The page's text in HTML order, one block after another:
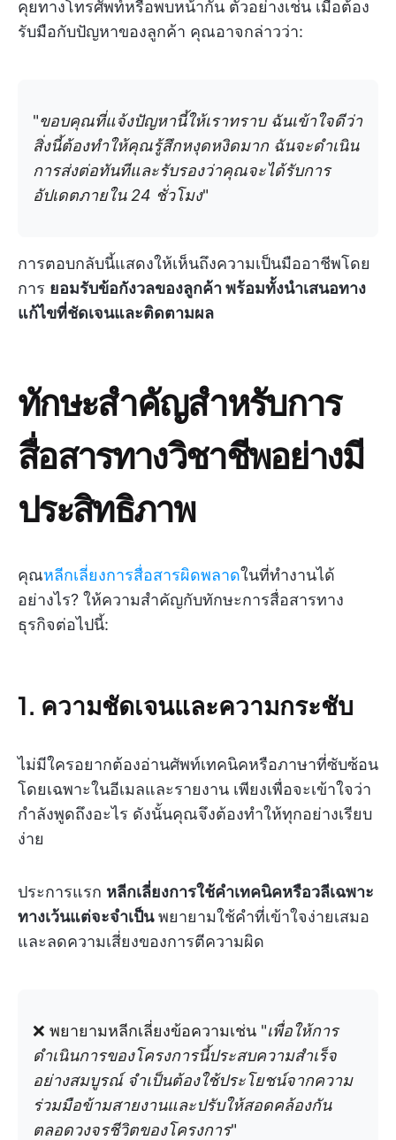
คุยทางโทรศัพท์หรือพบหน้ากัน ตัวอย่างเช่น เมื่อต้อง
รับมือกับปัญหาของลูกค้า คุณอาจกล่าวว่า:
"ขอบคุณที่แจ้งปัญหานี้ให้เราทราบ ฉันเข้าใจดีว่า
สิ่งนี้ต้องทำให้คุณรู้สึกหงุดหงิดมาก ฉันจะดำเนิน
การส่งต่อทันทีและรับรองว่าคุณจะได้รับการ
อัปเดตภายใน 24 ชั่วโมง"
การตอบกลับนี้แสดงให้เห็นถึงความเป็นมืออาชีพโดย
การ ยอมรับข้อกังวลของลูกค้า พร้อมทั้งนำเสนอทาง
แก้ไขที่ชัดเจนและติดตามผล
ทักษะสำคัญสำหรับการ
สื่อสารทางวิชาชีพอย่างมี
ประสิทธิภาพ
คุณหลีกเลี่ยงการสื่อสารผิดพลาดในที่ทำงานได้
อย่างไร? ให้ความสำคัญกับทักษะการสื่อสารทาง
ธุรกิจต่อไปนี้:
1. ความชัดเจนและความกระชับ
ไม่มีใครอยากต้องอ่านศัพท์เทคนิคหรือภาษาที่ซับซ้อน
โดยเฉพาะในอีเมลและรายงาน เพียงเพื่อจะเข้าใจว่า
กำลังพูดถึงอะไร ดังนั้นคุณจึงต้องทำให้ทุกอย่างเรียบ
ง่าย
ประการแรก หลีกเลี่ยงการใช้คำเทคนิคหรือวลีเฉพาะ
ทางเว้นแต่จะจำเป็นพยายามใช้คำที่เข้าใจง่ายเสมอ
และลดความเสี่ยงของการตีความผิด
❌ พยายามหลีกเลี่ยงข้อความเช่น "เพื่อให้การ
ดำเนินการของโครงการนี้ประสบความสำเร็จ
อย่างสมบูรณ์ จำเป็นต้องใช้ประโยชน์จากความ
ร่วมมือข้ามสายงานและปรับให้สอดคล้องกัน
ตลอดวงจรชีวิตของโครงการ"